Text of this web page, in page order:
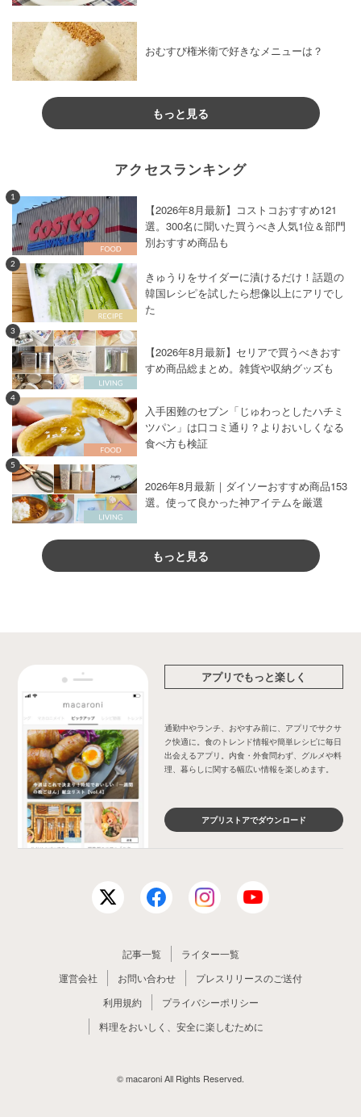
おむすび権米衛で好きなメニューは？
もっと見る
アクセスランキング
1
【2026年8月最新】コストコおすすめ121
選。300名に聞いた買うべき人気1位＆部門
別おすすめ商品も
2
きゅうりをサイダーに漬けるだけ！話題の
韓国レシピを試したら想像以上にアリでし
た
3
【2026年8月最新】セリアで買うべきおす
すめ商品総まとめ。雑貨や収納グッズも
4
入手困難のセブン「じゅわっとしたハチミ
ツパン」は口コミ通り？よりおいしくなる
食べ方も検証
5
2026年8月最新｜ダイソーおすすめ商品153
選。使って良かった神アイテムを厳選
もっと見る
アプリでもっと楽しく
通勤中やランチ、おやすみ前に、アプリでサクサ
ク快適に。食のトレンド情報や簡単レシピに毎日
出会えるアプリ。内食・外食問わず、グルメや料
理、暮らしに関する幅広い情報を楽しめます。
アプリストアでダウンロード
記事一覧
ライター一覧
運営会社
お問い合わせ
プレスリリースのご送付
利用規約
プライバシーポリシー
料理をおいしく、安全に楽しむために
© macaroni All Rights Reserved.